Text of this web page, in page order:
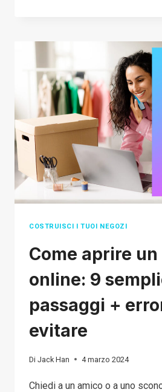
DROPSHIPPING
FREE
IN
2026:
6 EASY
STEPS
COSTRUISCI I TUOI NEGOZI
Come aprire
online: 9
passaggi +
evitare
Di Jack Han 4 marzo 2024
Chiedi a un amico o a uno